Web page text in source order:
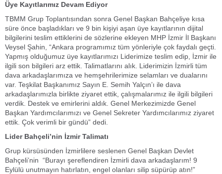
Üye Kayıtlarımız Devam Ediyor
TBMM Grup Toplantısından sonra Genel Başkan Bahçeliye kısa
süre önce başladıkları ve 9 bin kişiyi aşan üye kayıtlarının dijital
bilgilerini teslim ettiklerini de sözlerine ekleyen MHP İzmir İl Başkanı
Veysel Şahin, “Ankara programımız tüm yönleriyle çok faydalı geçti.
Yapmış olduğumuz üye kayıtlarımızı Liderimize teslim edip, İzmir ile
ilgili son bilgileri arz ettik. Talimatlarını alık. Liderimizin İzmirli tüm
dava arkadaşlarımıza ve hemşehrilerimize selamları ve dualarını
var. Teşkilat Başkanımız Sayın E. Semih Yalçın’ı ile dava
arkadaşlarımızla birlikte ziyaret ettik, çalışmalarımız ile ilgili bilgileri
verdik. Destek ve emirlerini aldık. Genel Merkezimizde Genel
Başkan Yardımcılarımızı ve Genel Sekreter Yardımcılarımız ziyaret
ettik. Çok verimli bir gündü” dedi.
Lider Bahçeli’nin İzmir Talimatı
Grup kürsüsünden İzmirlilere seslenen Genel Başkan Devlet
Bahçeli’nin “Burayı şereflendiren İzmirli dava arkadaşlarım! 9
Eylülü unutmayın hatırlatın, engel olanları silip süpürüp atın!”